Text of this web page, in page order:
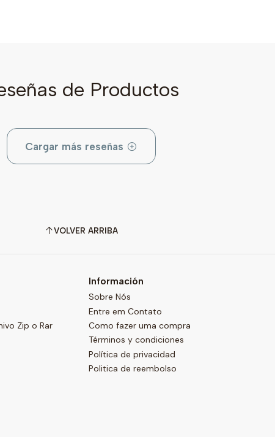
de Productos
Cargar más reseñas
VOLVER ARRIBA
Zip o Rar
Información
Sobre Nós
Entre em Contato
Como fazer uma compra
Términos y condiciones
Política de privacidad
Politica de reembolso